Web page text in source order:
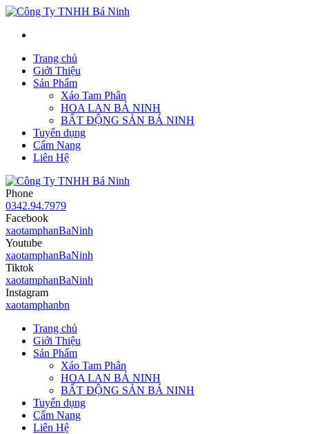
Trang chủ
Giới Thiệu
Sản Phẩm
Xáo Tam Phân
HOA LAN BÁ NINH
BẤT ĐỘNG SẢN BÁ NINH
Tuyển dụng
Cẩm Nang
Liên Hệ
Phone
0342.94.7979
Facebook
xaotamphanBaNinh
Youtube
xaotamphanBaNinh
Tiktok
xaotamphanBaNinh
Instagram
xaotamphanbn
Trang chủ
Giới Thiệu
Sản Phẩm
Xáo Tam Phân
HOA LAN BÁ NINH
BẤT ĐỘNG SẢN BÁ NINH
Tuyển dụng
Cẩm Nang
Liên Hệ